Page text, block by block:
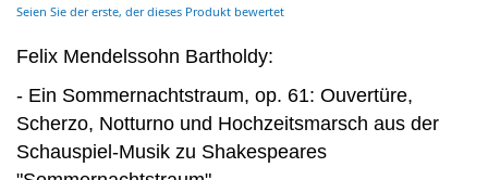
of
images
Seien Sie der erste, der dieses Produkt bewertet
Felix Mendelssohn Bartholdy:
- Ein Sommernachtstraum, op. 61: Ouvertüre,
Scherzo, Notturno und Hochzeitsmarsch aus der
Schauspiel-Musik zu Shakespeares